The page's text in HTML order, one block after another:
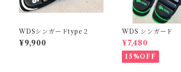
WDSシンガードtype２
¥9,900
WDS シンガード
¥7,480
15%OFF